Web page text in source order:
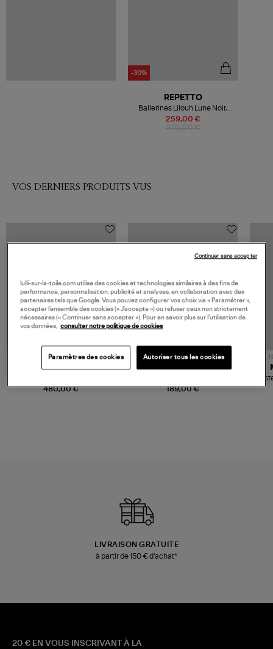
-30%
259,00 €
REPETTO
Ballerines Lilouh Lune Noir,
Collaboration Repetto x Marine
VOS DERNIERS PRODUITS VUS
480,00 €
JEROME DREYFUSS
Champagne
NOUVELLE COLLECTION
189,00 €
TORAL
Mousse
LIVRAISON GRATUITE
à partir de 150 € d'achat*
20 € EN VOUS INSCRIVANT À LA
lulli-sur-la-toile.com utilise des cookies et technologies similaires à des fins de
performance, personnalisation, publicité et analyses, en collaboration avec des
partenaires tels que Google. Vous pouvez configurer vos choix via « Paramétrer »,
accepter l’ensemble des cookies (« J’accepte ») ou refuser ceux non strictement
nécessaires (« Continuer sans accepter »). Pour en savoir plus sur l’utilisation de
vos données, consulter notre politique de cookies
Paramètres des cookies Autoriser tous les cookies
Continuer sans accepter